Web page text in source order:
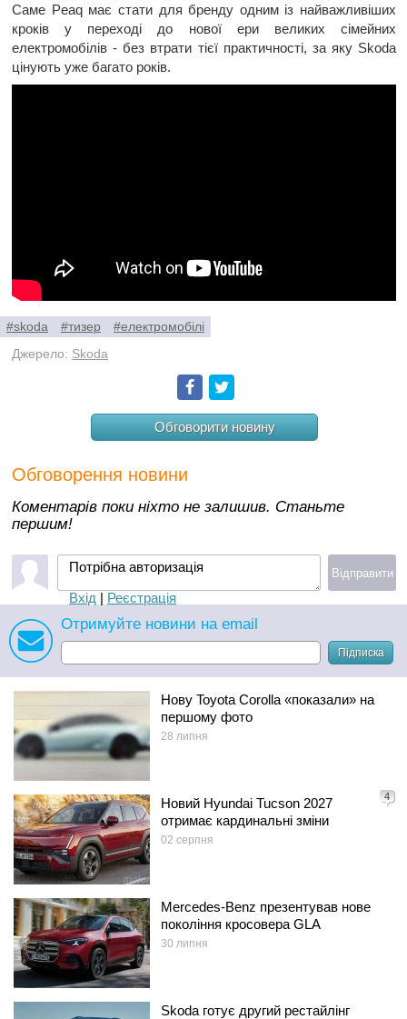
Саме Peaq має стати для бренду одним із найважливіших
кроків у переході до нової ери великих сімейних
електромобілів - без втрати тієї практичності, за яку Skoda
цінують уже багато років.
#skoda #тизер
#електромобілі
Джерело: Skoda
Facebook
Обговорити новину
Обговорення новини
Коментарів поки ніхто не залишив. Станьте
першим!
Потрібна авторизація
Вхід | Реєстрація
Відправити
Отримуйте новини на email
Підписка
Нову Toyota Corolla «показали» на
першому фото
28 липня
4
Новий Hyundai Tucson 2027
отримає кардинальні зміни
02 серпня
Mercedes-Benz презентував нове
покоління кросовера GLA
30 липня
Skoda готує другий рестайлінг